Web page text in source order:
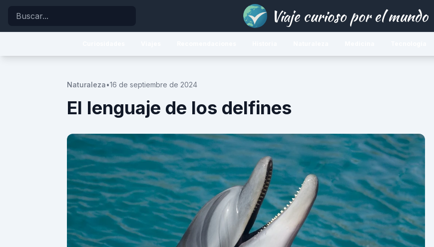
Buscar Viaje curioso por el mundo
Naturaleza•16 de septiembre de 2024
El lenguaje de los delfines